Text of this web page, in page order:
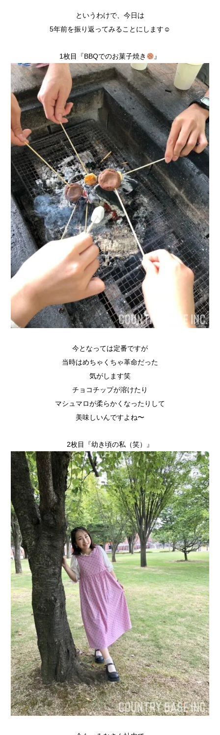
というわけで、今日は
5年前を振り返ってみることにします☺︎
1枚目『BBQでのお菓子焼き 』
今となっては定番ですが
当時はめちゃくちゃ革命だった
気がします笑
チョコチップが溶けたり
マシュマロが柔らかくなったりして
美味しいんですよね〜
2枚目『幼き頃の私（笑）』